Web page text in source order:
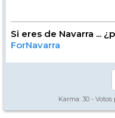
Si eres de Navarra ...
ForNavarra
Karma: 30 - Votos